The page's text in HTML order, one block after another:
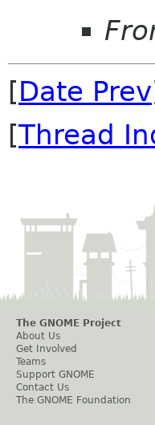
[Date Prev
[Thread
The GNOME Project
About Us
Get Involved
Teams
Support GNOME
Contact Us
The GNOME Foundation